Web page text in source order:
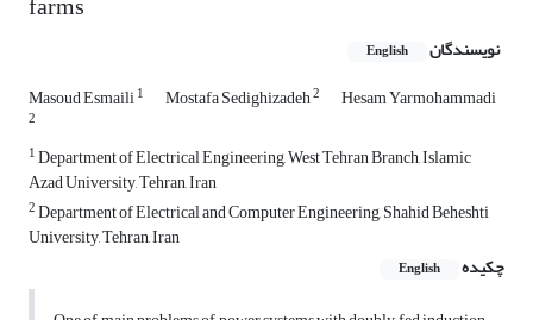
نویسندگان English
Masoud Esmaili1 Mostafa Sedighizadeh2 Hesam Yarmohammadi
2
1Department of Electrical Engineering, West Tehran Branch, Islamic
Azad University, Tehran, Iran
2Department of Electrical and Computer Engineering, Shahid Beheshti
University, Tehran, Iran
چکیده
English